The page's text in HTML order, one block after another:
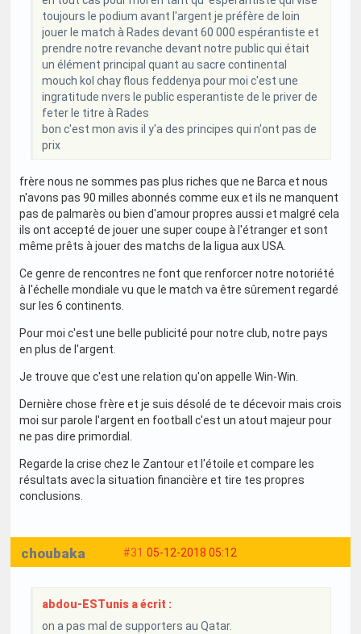
toujours le podium avant l'argent je préfère de loin
jouer le match à Rades devant 60 000 espérantiste et
prendre notre revanche devant notre public qui était
un élément principal quant au sacre continental
mouch kol chay flous feddenya pour moi c'est une
ingratitude nvers le public esperantiste de le priver de
feter le titre à Rades
bon c'est mon avis il y'a des principes qui n'ont pas de
prix
frère nous ne sommes pas plus riches que ne Barca et nous
n'avons pas 90 milles abonnés comme eux et ils ne manquent
pas de palmarès ou bien d'amour propres aussi et malgré cela
ils ont accepté de jouer une super coupe à l'étranger et sont
même prêts à jouer des matchs de la ligua aux USA.
Ce genre de rencontres ne font que renforcer notre notoriété
à l'échelle mondiale vu que le match va être sûrement regardé
sur les 6 continents.
Pour moi c'est une belle publicité pour notre club, notre pays
en plus de l'argent.
Je trouve que c'est une relation qu'on appelle Win-Win.
Dernière chose frère et je suis désolé de te décevoir mais crois
moi sur parole l'argent en football c'est un atout majeur pour
ne pas dire primordial.
Regarde la crise chez le Zantour et l'étoile et compare les
résultats avec la situation financière et tire tes propres
conclusions.
#31 05-12-2018 05:12
choubaka
abdou-ESTunis a écrit :
on a pas mal de supporters au Qatar.